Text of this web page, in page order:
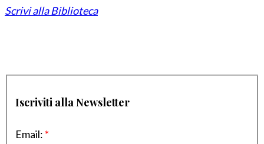
Scrivi alla Biblioteca
Iscriviti alla Newsletter
Email: *